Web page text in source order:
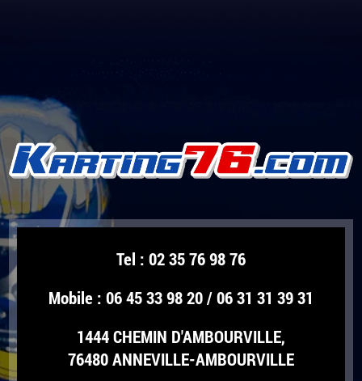
Tel : 02 35 76 98 76
Mobile : 06 45 33 98 20/06 31 31 39 31
1444 CHEMIN D'AMBOURVILLE,
76480 ANNEVILLE-AMBOURVILLE